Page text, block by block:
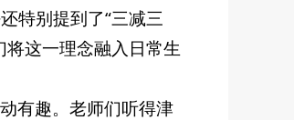
特别提到了“三减三
这一理念融入日常生
有趣。老师们听得津